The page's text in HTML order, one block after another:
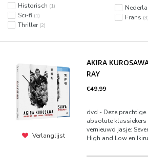
Historisch (1)
Sci-fi (1)
Thriller (2)
Frans (3)
Verlanglijst
AKIRA
RAY
€49,99
dvd - Deze
absolute klassiekers
vernieuwd jasje:
High and Low en